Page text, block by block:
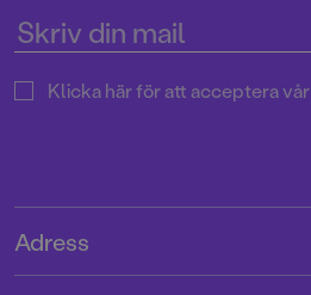
Klicka här för att acceptera vår
Adress